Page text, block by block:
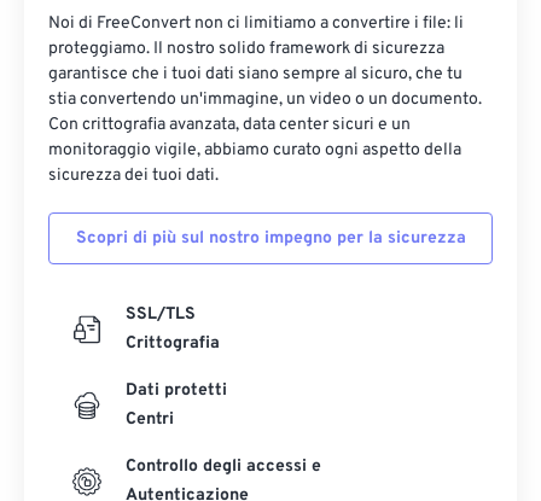
Noi di FreeConvert non ci limitiamo a convertire i file: li
proteggiamo. Il nostro solido framework di sicurezza
garantisce che i tuoi dati siano sempre al sicuro, che tu
stia convertendo un'immagine, un video o un documento.
Con crittografia avanzata, data center sicuri e un
monitoraggio vigile, abbiamo curato ogni aspetto della
sicurezza dei tuoi dati.
Scopri di più sul nostro impegno per la sicurezza
SSL/TLS
Crittografia
Dati protetti
Centri
Controllo degli accessi e
Autenticazione